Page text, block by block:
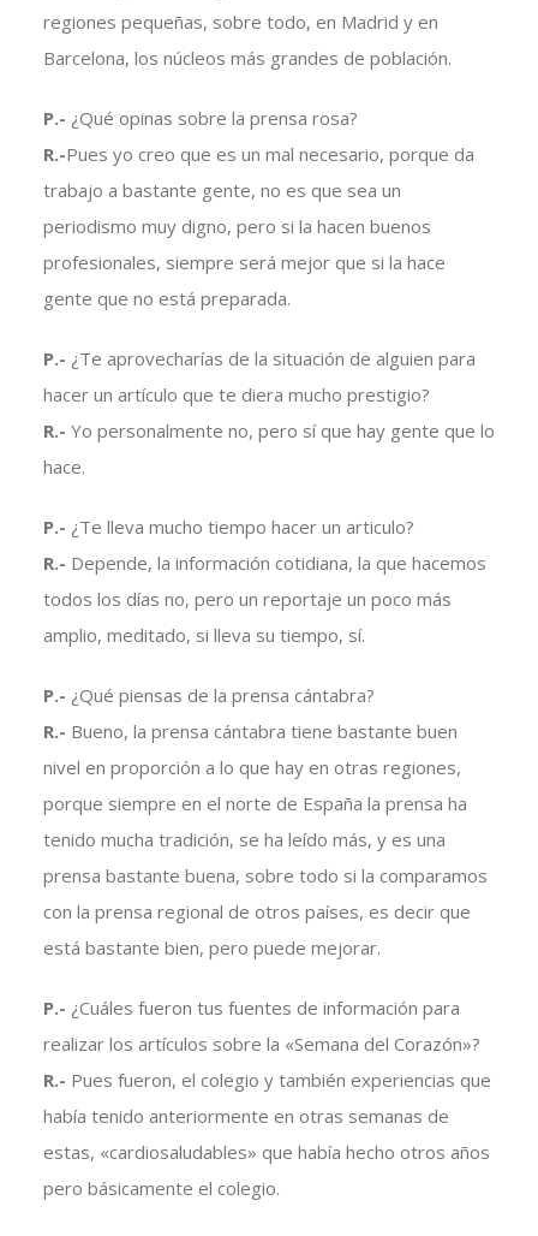
regiones pequeñas, sobre todo, en Madrid y en
Barcelona, los núcleos más grandes de población.
P.- ¿Qué opinas sobre la prensa rosa?
R.-Pues yo creo que es un mal necesario, porque da
trabajo a bastante gente, no es que sea un
periodismo muy digno, pero si la hacen buenos
profesionales, siempre será mejor que si la hace
gente que no está preparada.
P.- ¿Te aprovecharías de la situación de alguien para
hacer un artículo que te diera mucho prestigio?
R.- Yo personalmente no, pero sí que hay gente que lo
hace.
P.- ¿Te lleva mucho tiempo hacer un articulo?
R.- Depende, la información cotidiana, la que hacemos
todos los días no, pero un reportaje un poco más
amplio, meditado, si lleva su tiempo, sí.
P.- ¿Qué piensas de la prensa cántabra?
R.- Bueno, la prensa cántabra tiene bastante buen
nivel en proporción a lo que hay en otras regiones,
porque siempre en el norte de España la prensa ha
tenido mucha tradición, se ha leído más, y es una
prensa bastante buena, sobre todo si la comparamos
con la prensa regional de otros países, es decir que
está bastante bien, pero puede mejorar.
P.- ¿Cuáles fueron tus fuentes de información para
realizar los artículos sobre la «Semana del Corazón»?
R.- Pues fueron, el colegio y también experiencias que
había tenido anteriormente en otras semanas de
estas, «cardiosaludables» que había hecho otros años
pero básicamente el colegio.